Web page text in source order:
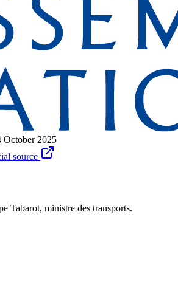
October 2025
source
Tabarot, ministre des transports.